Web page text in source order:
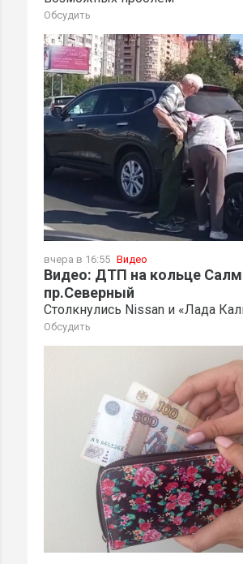
Обсудить
вчера в 16:55 Видео
Видео: ДТП на кольце
пр.Северный
Столкнулись Nissan и «Лада
Обсудить